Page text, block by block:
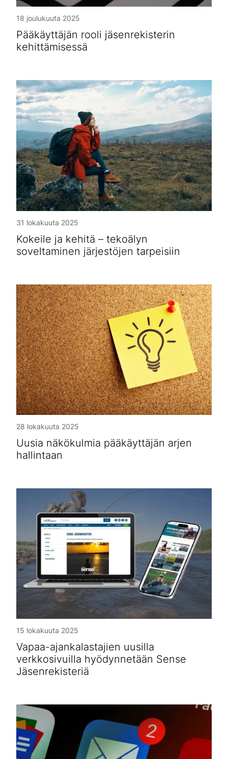
18 joulukuuta 2025
Pääkäyttäjän rooli jäsenrekisterin
kehittämisessä
31 lokakuuta 2025
Kokeile ja kehitä – tekoälyn
soveltaminen järjestöjen tarpeisiin
28 lokakuuta 2025
Uusia näkökulmia pääkäyttäjän arjen
hallintaan
15 lokakuuta 2025
Vapaa-ajankalastajien uusilla
verkkosivuilla hyödynnetään Sense
Jäsenrekisteriä